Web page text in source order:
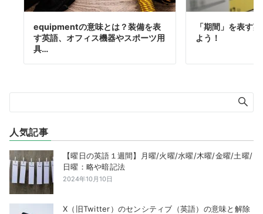
equipmentの意味とは？装備を表
す英語、オフィス機器やスポーツ用
具…
「期間」を表す
よう！
人気記事
【曜日の英語１週間】月曜/火曜/水曜/木曜/金曜/土曜/
日曜：略や暗記法
2024年10月10日
X（旧Twitter）のセンシティブ（英語）の意味と解除